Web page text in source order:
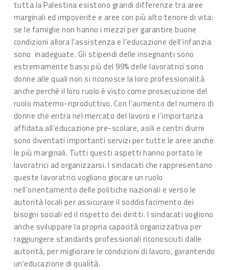
tutta la Palestina esistono grandi differenze tra aree
marginali ed impoverite e aree con più alto tenore di vita:
se le famiglie non hanno i mezzi per garantire buone
condizioni allora l’assistenza e l’educazione dell’infanzia
sono inadeguate. Gli stipendi delle insegnanti sono
estremamente bassi più del 99% delle lavoratrici sono
donne alle quali non si riconosce la loro professionalità
anche perché il loro ruolo è visto come prosecuzione del
ruolo materno-riproduttivo. Con l’aumento del numero di
donne che entra nel mercato del lavoro e l’importanza
affidata all’educazione pre-scolare, asili e centri diurni
sono diventati importanti servizi per tutte le aree anche
le più marginali. Tutti questi aspetti hanno portato le
lavoratrici ad organizzarsi. I sindacati che rappresentano
queste lavoratrici vogliono giocare un ruolo
nell’orientamento delle politiche nazionali e verso le
autorità locali per assicurare il soddisfacimento dei
bisogni sociali ed il rispetto dei diritti. I sindacati vogliono
anche sviluppare la propria capacità organizzativa per
raggiungere standards professionali riconosciuti dalle
autorità, per migliorare le condizioni di lavoro, garantendo
un’educazione di qualità.